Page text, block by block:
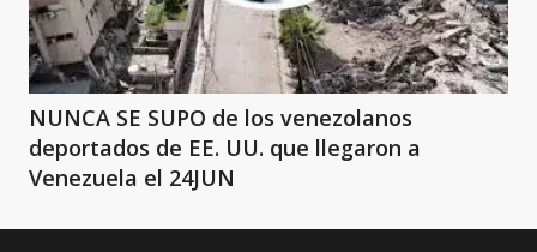
NUNCA SE SUPO de los venezolanos
deportados de EE. UU. que llegaron a
Venezuela el 24JUN